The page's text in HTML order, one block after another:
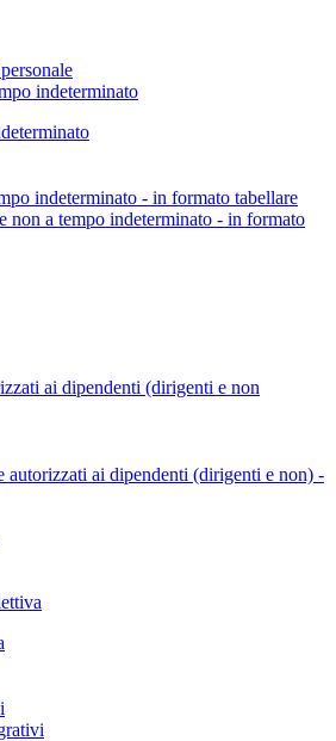
indeterminato
indeterminato - in formato tabellare
non a tempo indeterminato - in formato
ai dipendenti (dirigenti e non
autorizzati ai dipendenti (dirigenti e non) -